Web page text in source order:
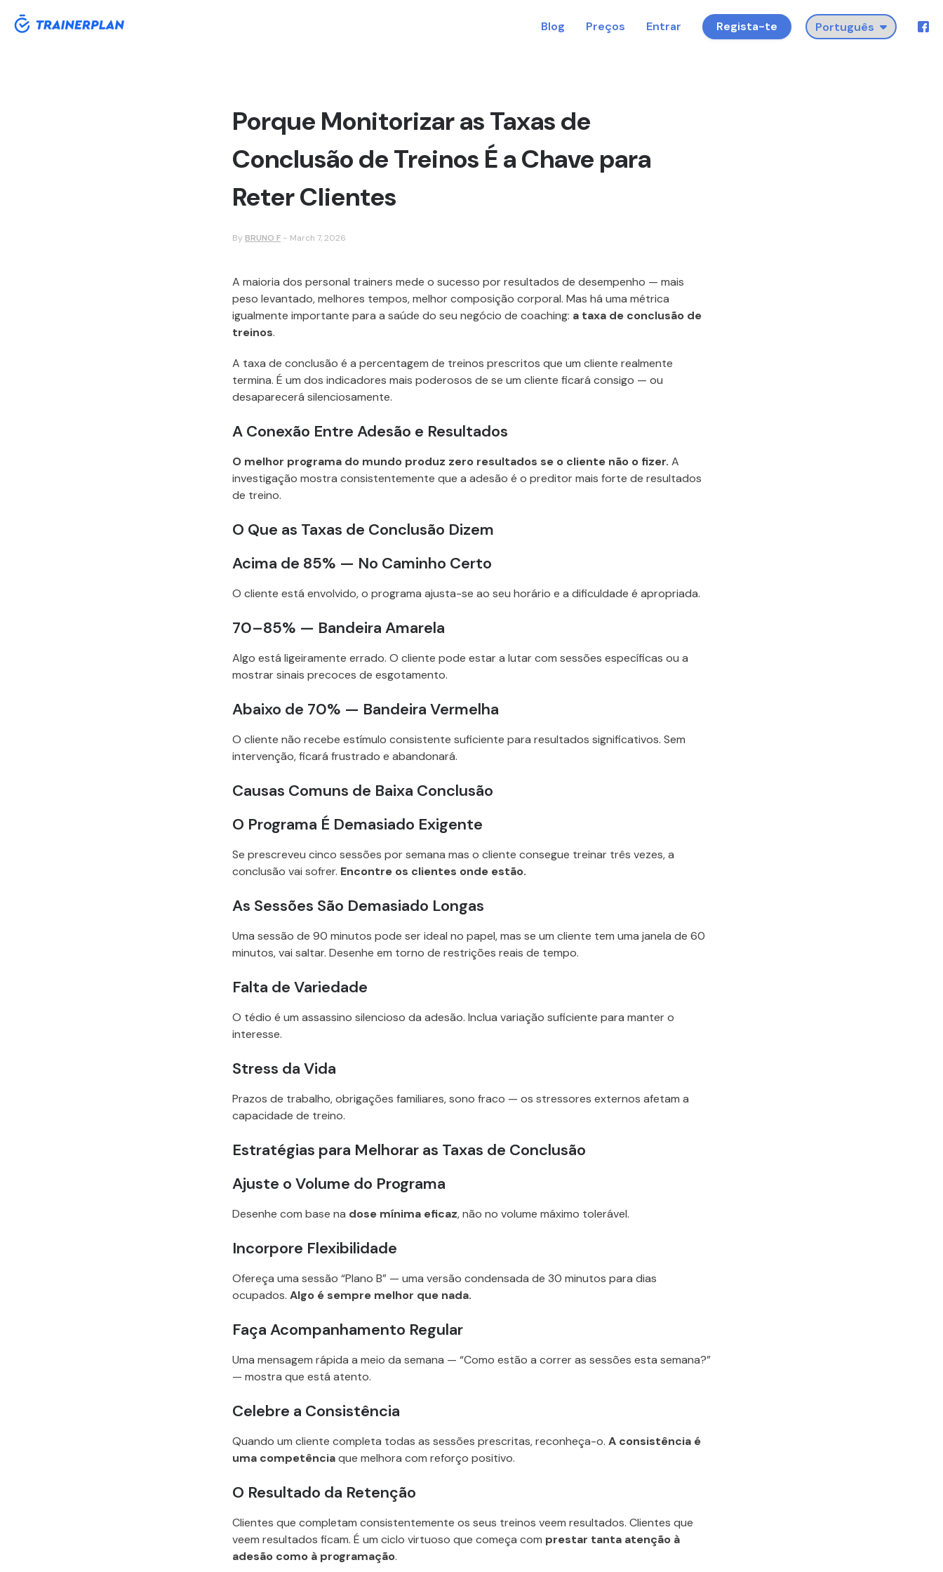
Regista-te
Entrar
Preços
Blog
Porque Monitorizar as Taxas de
Conclusão de Treinos É a Chave para
Reter Clientes
By BRUNO F - March 7, 2026
A maioria dos personal trainers mede o sucesso por resultados de desempenho — mais
peso levantado, melhores tempos, melhor composição corporal. Mas há uma métrica
igualmente importante para a saúde do seu negócio de coaching: a taxa de conclusão de
treinos.
A taxa de conclusão é a percentagem de treinos prescritos que um cliente realmente
termina. É um dos indicadores mais poderosos de se um cliente ficará consigo — ou
desaparecerá silenciosamente.
A Conexão Entre Adesão e Resultados
O melhor programa do mundo produz zero resultados se o cliente não o fizer. A
investigação mostra consistentemente que a adesão é o preditor mais forte de resultados
de treino.
O Que as Taxas de Conclusão Dizem
Acima de 85% — No Caminho Certo
O cliente está envolvido, o programa ajusta-se ao seu horário e a dificuldade é apropriada.
70–85% — Bandeira Amarela
Algo está ligeiramente errado. O cliente pode estar a lutar com sessões específicas ou a
mostrar sinais precoces de esgotamento.
Abaixo de 70% — Bandeira Vermelha
O cliente não recebe estímulo consistente suficiente para resultados significativos. Sem
intervenção, ficará frustrado e abandonará.
Causas Comuns de Baixa Conclusão
O Programa É Demasiado Exigente
Se prescreveu cinco sessões por semana mas o cliente consegue treinar três vezes, a
conclusão vai sofrer. Encontre os clientes onde estão.
As Sessões São Demasiado Longas
Uma sessão de 90 minutos pode ser ideal no papel, mas se um cliente tem uma janela de 60
minutos, vai saltar. Desenhe em torno de restrições reais de tempo.
Falta de Variedade
O tédio é um assassino silencioso da adesão. Inclua variação suficiente para manter o
interesse.
Stress da Vida
Prazos de trabalho, obrigações familiares, sono fraco — os stressores externos afetam a
capacidade de treino.
Estratégias para Melhorar as Taxas de Conclusão
Ajuste o Volume do Programa
Desenhe com base na dose mínima eficaz, não no volume máximo tolerável.
Incorpore Flexibilidade
Ofereça uma sessão “Plano B” — uma versão condensada de 30 minutos para dias
ocupados. Algo é sempre melhor que nada.
Faça Acompanhamento Regular
Uma mensagem rápida a meio da semana — “Como estão a correr as sessões esta semana?”
— mostra que está atento.
Celebre a Consistência
Quando um cliente completa todas as sessões prescritas, reconheça-o. A consistência é
uma competênciaque melhora com reforço positivo.
O Resultado da Retenção
Clientes que completam consistentemente os seus treinos veem resultados. Clientes que
veem resultados ficam. É um ciclo virtuoso que começa com prestar tanta atenção à
adesão como à programação.